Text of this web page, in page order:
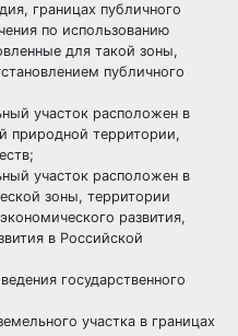
границах публичного
по использованию
для такой зоны,
публичного
участок расположен в
природной территории,
участок расположен в
зоны, территории
развития,
в Российской
государственного
участка в границах